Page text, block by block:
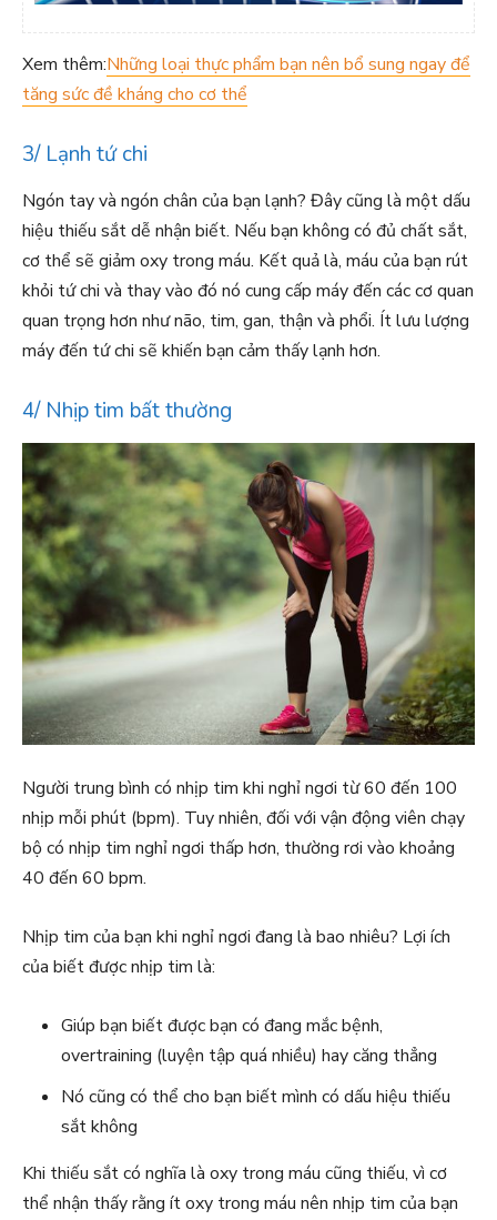
Xem thêm:Những loại thực phẩm bạn nên bổ sung ngay để
tăng sức đề kháng cho cơ thể
3/ Lạnh tứ chi
Ngón tay và ngón chân của bạn lạnh? Đây cũng là một dấu
hiệu thiếu sắt dễ nhận biết. Nếu bạn không có đủ chất sắt,
cơ thể sẽ giảm oxy trong máu. Kết quả là, máu của bạn rút
khỏi tứ chi và thay vào đó nó cung cấp máy đến các cơ quan
quan trọng hơn như não, tim, gan, thận và phổi. Ít lưu lượng
máy đến tứ chi sẽ khiến bạn cảm thấy lạnh hơn.
4/ Nhịp tim bất thường
Người trung bình có nhịp tim khi nghỉ ngơi từ 60 đến 100
nhịp mỗi phút (bpm). Tuy nhiên, đối với vận động viên chạy
bộ có nhịp tim nghỉ ngơi thấp hơn, thường rơi vào khoảng
40 đến 60 bpm.
Nhịp tim của bạn khi nghỉ ngơi đang là bao nhiêu? Lợi ích
của biết được nhịp tim là:
Giúp bạn biết được bạn có đang mắc bệnh,
overtraining (luyện tập quá nhiều) hay căng thẳng
Nó cũng có thể cho bạn biết mình có dấu hiệu thiếu
sắt không
Khi thiếu sắt có nghĩa là oxy trong máu cũng thiếu, vì cơ
thể nhận thấy rằng ít oxy trong máu nên nhịp tim của bạn